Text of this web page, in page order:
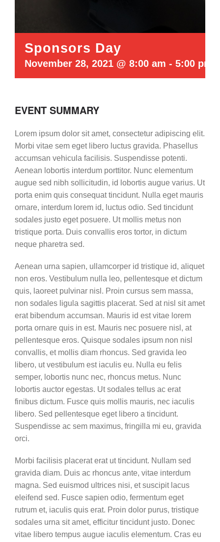
Sponsors Day
November 28, 2021 @ 8:00 am - 5:00 pm
EVENT SUMMARY
Lorem ipsum dolor sit amet, consectetur adipiscing elit.
Morbi vitae sem eget libero luctus gravida. Phasellus
accumsan vehicula facilisis. Suspendisse potenti.
Aenean lobortis interdum porttitor. Nunc elementum
augue sed nibh sollicitudin, id lobortis augue varius. Ut
porta enim quis consequat tincidunt. Nulla eget mauris
ornare, interdum lorem id, luctus odio. Sed tincidunt
sodales justo eget posuere. Ut mollis metus non
tristique porta. Duis convallis eros tortor, in dictum
neque pharetra sed.
Aenean urna sapien, ullamcorper id tristique id, aliquet
non eros. Vestibulum nulla leo, pellentesque et dictum
quis, laoreet pulvinar nisl. Proin cursus sem massa,
non sodales ligula sagittis placerat. Sed at nisl sit amet
erat bibendum accumsan. Mauris id est vitae lorem
porta ornare quis in est. Mauris nec posuere nisl, at
pellentesque eros. Quisque sodales ipsum non nisl
convallis, et mollis diam rhoncus. Sed gravida leo
libero, ut vestibulum est iaculis eu. Nulla eu felis
semper, lobortis nunc nec, rhoncus metus. Nunc
lobortis auctor egestas. Ut sodales tellus ac erat
finibus dictum. Fusce quis mollis mauris, nec iaculis
libero. Sed pellentesque eget libero a tincidunt.
Suspendisse ac sem maximus, fringilla mi eu, gravida
orci.
Morbi facilisis placerat erat ut tincidunt. Nullam sed
gravida diam. Duis ac rhoncus ante, vitae interdum
magna. Sed euismod ultrices nisi, et suscipit lacus
eleifend sed. Fusce sapien odio, fermentum eget
rutrum et, iaculis quis erat. Proin dolor purus, tristique
sodales urna sit amet, efficitur tincidunt justo. Donec
vitae libero tempus augue iaculis elementum. Cras eu